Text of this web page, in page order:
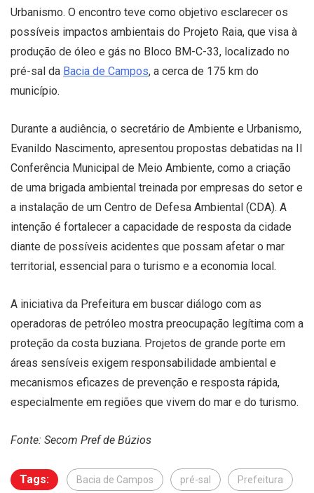
Urbanismo. O encontro teve como objetivo esclarecer os
possíveis impactos ambientais do Projeto Raia, que visa à
produção de óleo e gás no Bloco BM-C-33, localizado no
pré-sal da Bacia de Campos, a cerca de 175 km do
município.
Durante a audiência, o secretário de Ambiente e Urbanismo,
Evanildo Nascimento, apresentou propostas debatidas na II
Conferência Municipal de Meio Ambiente, como a criação
de uma brigada ambiental treinada por empresas do setor e
a instalação de um Centro de Defesa Ambiental (CDA). A
intenção é fortalecer a capacidade de resposta da cidade
diante de possíveis acidentes que possam afetar o mar
territorial, essencial para o turismo e a economia local.
A iniciativa da Prefeitura em buscar diálogo com as
operadoras de petróleo mostra preocupação legítima com a
proteção da costa buziana. Projetos de grande porte em
áreas sensíveis exigem responsabilidade ambiental e
mecanismos eficazes de prevenção e resposta rápida,
especialmente em regiões que vivem do mar e do turismo.
Fonte: Secom Pref de Búzios
Tags: Bacia de Campos pré-sal Prefeitura